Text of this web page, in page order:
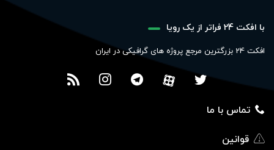
با افکت 24 فراتر از یک رویا
افکت 24 بزرگترین مرجع پروژه های گرافیکی در ایران
تماس با ما
قوانین